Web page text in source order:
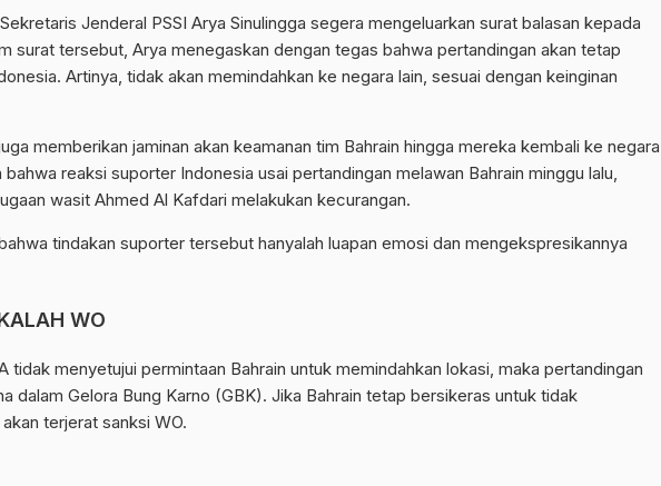
Sekretaris Jenderal PSSI Arya Sinulingga segera mengeluarkan surat balasan kepada
surat tersebut, Arya menegaskan dengan tegas bahwa pertandingan akan tetap
Artinya, tidak akan memindahkan ke negara lain, sesuai dengan keinginan
memberikan jaminan akan keamanan tim Bahrain hingga mereka kembali ke negara
bahwa reaksi suporter Indonesia usai pertandingan melawan Bahrain minggu lalu,
wasit Ahmed Al Kafdari melakukan kecurangan.
tindakan suporter tersebut hanyalah luapan emosi dan mengekspresikannya
WO
tidak menyetujui permintaan Bahrain untuk memindahkan lokasi, maka pertandingan
dalam Gelora Bung Karno (GBK). Jika Bahrain tetap bersikeras untuk tidak
terjerat sanksi WO.